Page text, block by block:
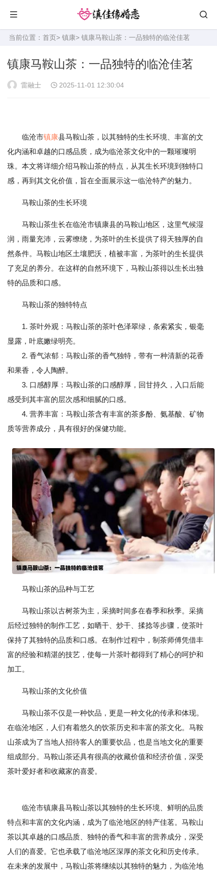
当前位置： 首页> 镇康> 镇康马鞍山茶：一品独特的临沧佳茗
镇康马鞍山茶：一品独特的临沧佳茗
雷融士 2025-11-01 12:30:04
临沧市镇康县马鞍山茶，以其独特的生长环境、丰富的文
化内涵和卓越的口感品质，成为临沧茶文化中的一颗璀璨明
珠。本文将详细介绍马鞍山茶的特点，从其生长环境到独特口
感，再到其文化价值，旨在全面展示这一临沧特产的魅力。
马鞍山茶的生长环境
马鞍山茶生长在临沧市镇康县的马鞍山地区，这里气候湿
润，雨量充沛，云雾缭绕，为茶叶的生长提供了得天独厚的自
然条件。马鞍山地区土壤肥沃，植被丰富，为茶叶的生长提供
了充足的养分。在这样的自然环境下，马鞍山茶得以生长出独
特的品质和口感。
马鞍山茶的独特特点
1. 茶叶外观：马鞍山茶的茶叶色泽翠绿，条索紧实，银毫
显露，叶底嫩绿明亮。
2. 香气浓郁：马鞍山茶的香气独特，带有一种清新的花香
和果香，令人陶醉。
3. 口感醇厚：马鞍山茶的口感醇厚，回甘持久，入口后能
感受到其丰富的层次感和细腻的口感。
4. 营养丰富：马鞍山茶含有丰富的茶多酚、氨基酸、矿物
质等营养成分，具有很好的保健功能。
马鞍山茶的品种与工艺
马鞍山茶以古树茶为主，采摘时间多在春季和秋季。采摘
后经过独特的制作工艺，如晒干、炒干、揉捻等步骤，使茶叶
保持了其独特的品质和口感。在制作过程中，制茶师傅凭借丰
富的经验和精湛的技艺，使每一片茶叶都得到了精心的呵护和
加工。
马鞍山茶的文化价值
马鞍山茶不仅是一种饮品，更是一种文化的传承和体现。
在临沧地区，人们有着悠久的饮茶历史和丰富的茶文化。马鞍
山茶成为了当地人招待客人的重要饮品，也是当地文化的重要
组成部分。马鞍山茶还具有很高的收藏价值和经济价值，深受
茶叶爱好者和收藏家的喜爱。
临沧市镇康县马鞍山茶以其独特的生长环境、鲜明的品质
特点和丰富的文化内涵，成为了临沧地区的特产佳茗。马鞍山
茶以其卓越的口感品质、独特的香气和丰富的营养成分，深受
人们的喜爱。它也承载了临沧地区深厚的茶文化和历史传承。
在未来的发展中，马鞍山茶将继续以其独特的魅力，为临沧地